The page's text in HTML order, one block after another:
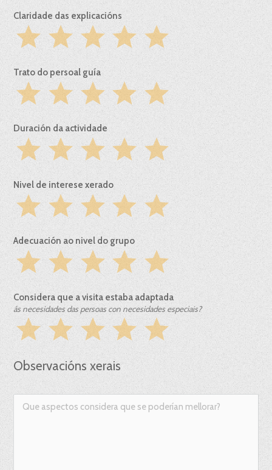
Claridade das explicacións
starstarstarstarstar
Trato do persoal guía
starstarstarstarstar
Duración da actividade
starstarstarstarstar
Nivel de interese xerado
starstarstarstarstar
Adecuación ao nivel do grupo
starstarstarstarstar
Considera que a visita estaba adaptada
ás necesidades das persoas con necesidades especiais?
starstarstarstarstar
Observacións xerais